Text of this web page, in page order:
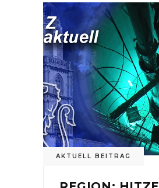
AKTUELL BEITRAG